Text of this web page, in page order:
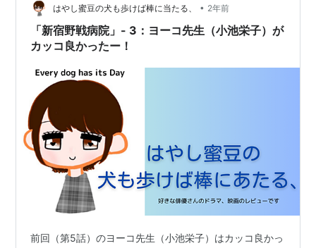
く犯人を撃退し宇宙人らし…
はやし蜜豆の犬も歩けば棒に当たる、 • 2年前
「新宿野戦病院」- 3：ヨーコ先生（小池栄子）が
カッコ良かったー！
前回（第5話）のヨーコ先生（小池栄子）はカッコ良かっ